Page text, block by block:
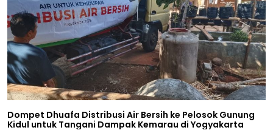
Dompet Dhuafa Distribusi Air Bersih ke Pelosok Gunung
Kidul untuk Tangani Dampak Kemarau di Yogyakarta